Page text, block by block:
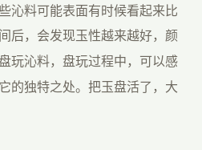
料可能表面有时候看起来比
后，会发现玉性越来越好，颜
玩沁料，盘玩过程中，可以感
的独特之处。把玉盘活了，大